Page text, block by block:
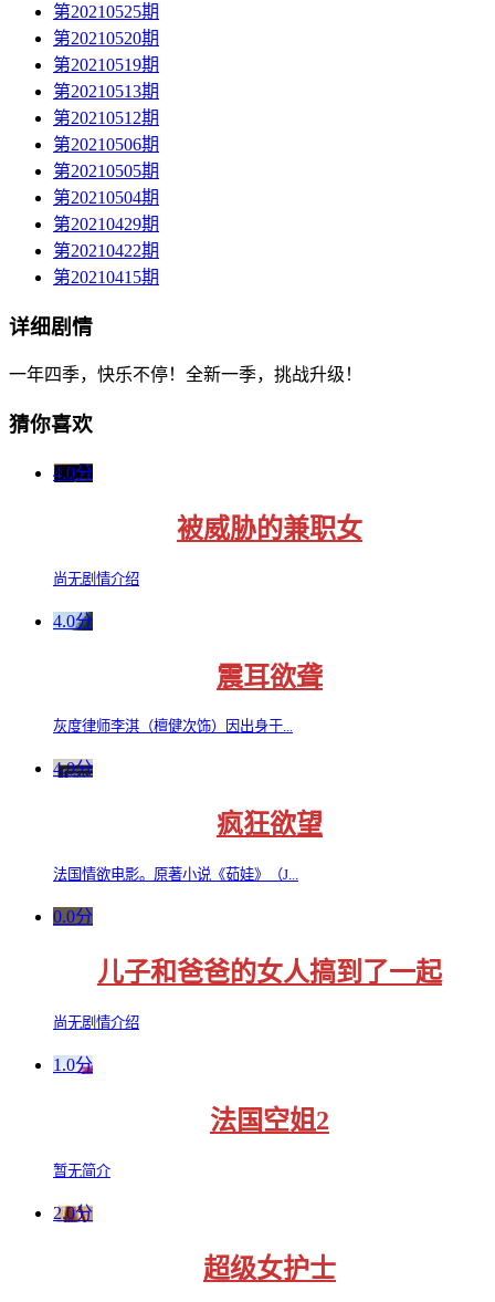
第20210525期
第20210520期
第20210519期
第20210513期
第20210512期
第20210506期
第20210505期
第20210504期
第20210429期
第20210422期
第20210415期
详细剧情
一年四季，快乐不停！全新一季，挑战升级！
猜你喜欢
4.0分
被威胁的兼职女
尚无剧情介绍
4.0分
震耳欲聋
灰度律师李淇（檀健次饰）因出身于...
4.0分
疯狂欲望
法国情欲电影。原著小说《茹娃》（J...
0.0分
儿子和爸爸的女人搞到了一起
尚无剧情介绍
1.0分
法国空姐2
暂无简介
2.0分
超级女护士